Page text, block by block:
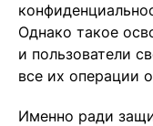
Однако такое
и пользователи
все их операции
Именно ради